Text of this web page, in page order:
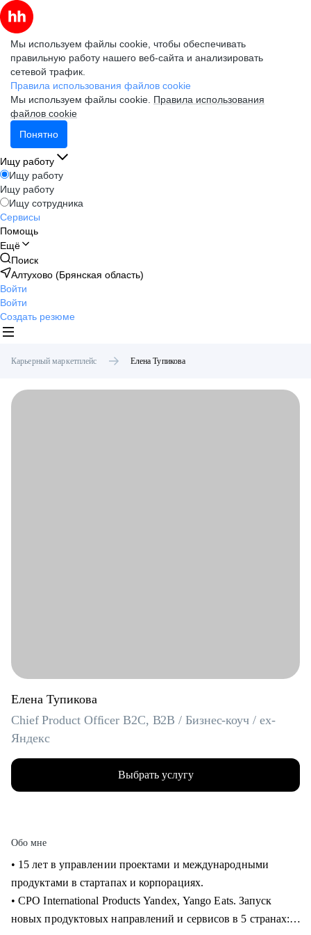
Мы используем файлы cookie, чтобы обеспечивать
правильную работу нашего веб-сайта и анализировать
сетевой трафик.
Правила использования файлов cookie
Мы используем файлы cookie. Правила использования
файлов cookie
Понятно
Ищу работу
Ищу работу
Ищу работу
Ищу сотрудника
Сервисы
Помощь
Ещё
Поиск
Алтухово (Брянская область)
Войти
Войти
Создать резюме
Карьерный маркетплейс Елена Тупикова
Елена Тупикова
Chief Product Officer B2C, B2B / Бизнес-коуч / ex-
Яндекс
Выбрать услугу
Обо мне
• 15 лет в управлении проектами и международными
продуктами в стартапах и корпорациях.
• CPO International Products Yandex, Yango Eats. Запуск
новых продуктовых направлений и сервисов в 5 странах: